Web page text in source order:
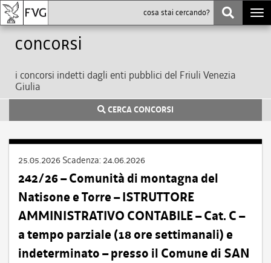
Concorsi
i concorsi indetti dagli enti pubblici del Friuli Venezia
Giulia
CERCA CONCORSI
25.05.2026 Scadenza: 24.06.2026
242/26 – Comunità di montagna del
Natisone e Torre – ISTRUTTORE
AMMINISTRATIVO CONTABILE – Cat. C –
a tempo parziale (18 ore settimanali) e
indeterminato – presso il Comune di SAN